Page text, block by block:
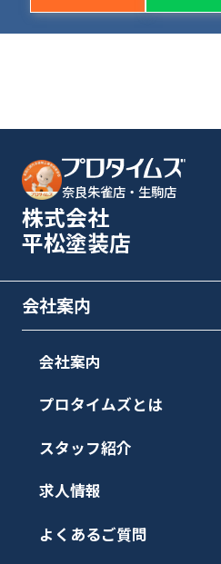
奈良朱雀店・生駒店
株式会社
平松塗装店
会社案内
会社案内
プロタイムズとは
スタッフ紹介
求人情報
よくあるご質問